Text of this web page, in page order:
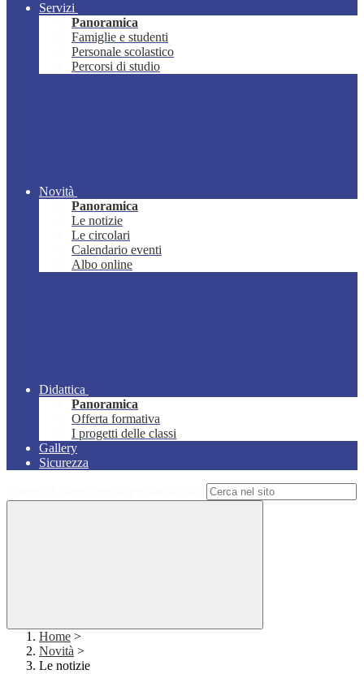
Servizi
Panoramica
Famiglie e studenti
Personale scolastico
Percorsi di studio
Novità
Panoramica
Le notizie
Le circolari
Calendario eventi
Albo online
Didattica
Panoramica
Offerta formativa
I progetti delle classi
Gallery
Sicurezza
Home >
Novità >
Le notizie